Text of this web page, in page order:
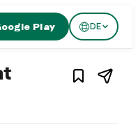
Play DE 1 3
– Restaurant